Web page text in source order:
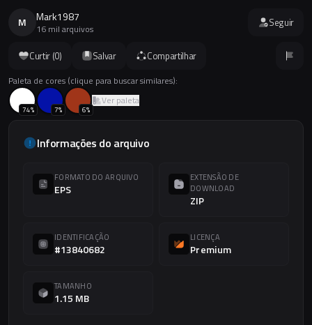
Curtir (0) Salvar Compartilhar
Paleta de cores (clique para buscar similares):
74% 7% 6%
Ver paleta
Informações do arquivo
FORMATO DO ARQUIVO
EPS
EXTENSÃO DE
DOWNLOAD
ZIP
IDENTIFICAÇÃO
#13840682
LICENÇA
Premium
TAMANHO
1.15 MB
M Mark1987
16 mil arquivos Seguir